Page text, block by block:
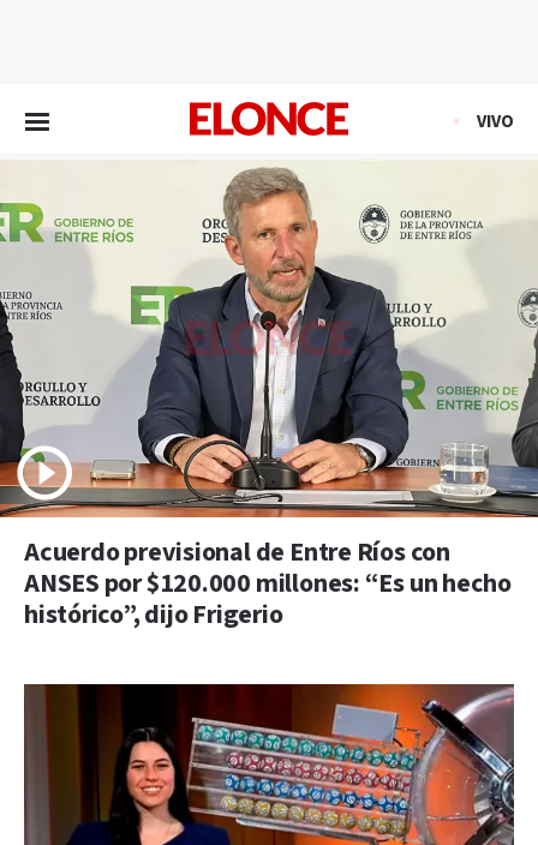
VIVO
Acuerdo previsional de Entre Ríos con
ANSES por $120.000 millones: “Es un hecho
histórico”, dijo Frigerio